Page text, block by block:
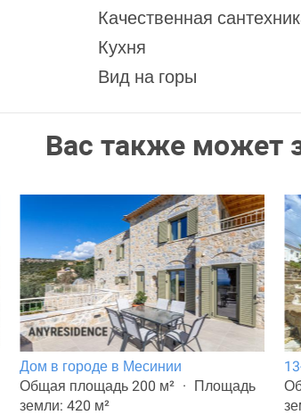
Качественная
Кухня
Вид на горы
Вас также может
Дом в городе в Месинии
Общая площадь 200 м²
Площадь
земли: 420 м²